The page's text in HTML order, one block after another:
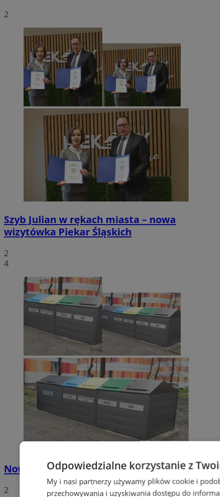
2
Szyb Julian w rękach miasta – nowa
wizytówka Piekar Śląskich
2
4
Nowe stawki za odbiór odpadów
2
Odpowiedzialne korzystanie z
My i nasi partnerzy używamy plików cookie i
przechowywania i uzyskiwania dostępu do